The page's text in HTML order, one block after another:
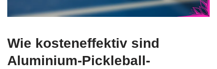
Wie kosteneffektiv sind
Aluminium-Pickleball-